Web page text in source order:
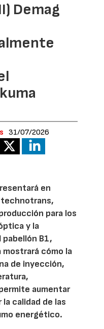
Demag
31/07/2026
en
para los
y la
B1,
cómo la
de inyección,
aumentar
calidad de las
energético.